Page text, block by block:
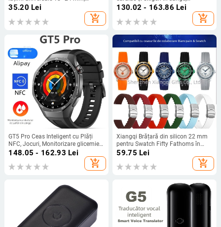
unisex, cu margini tăiate, cataramă
35.20 Lei
add_shopping_cart
numărătoare de pași, monitorizare
rezistent la apă
130.02 - 163.86 Lei
add_shopping_cart
GT5 Pro Ceas Inteligent cu Plăți
NFC, Jocuri, Monitorizare glicemiei,
Apeluri Bluetooth, Monitorizare ritm
148.05 - 162.93 Lei
add_shopping_cart
Xiangqi Brățară din silicon 22 mm
pentru Swatch Fifty Fathoms în
colaborare Baobao Five Oceans
Series ceas de scufundare mecanic
59.75 Lei
add_shopping_cart